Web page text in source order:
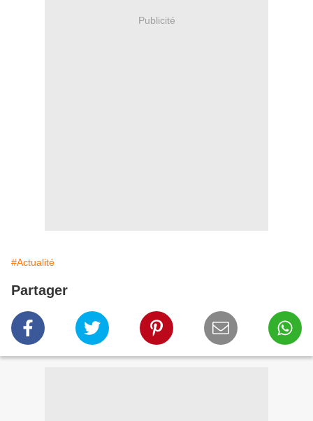
Publicité
#Actualité
Partager